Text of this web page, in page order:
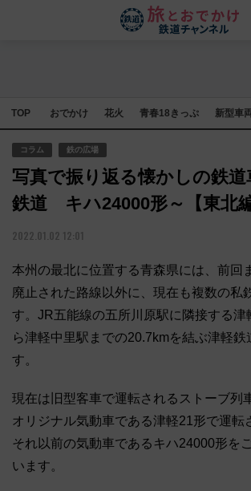
TOP おでかけ 花火 青春18きっぷ 新型車
コラム 鉄の広場
写真で振り返る懐かしの鉄道
鉄道 キハ24000形～【東北編
2022.01.02 12:01
本州の最北に位置する青森県には、前回
廃止された路線以外に、現在も複数の私
す。JR五能線の五所川原駅に隣接する津
ら津軽中里駅までの20.7kmを結ぶ津軽
す。
現在は旧型客車で運転されるストーブ列
オリジナル気動車である津軽21形で運転
それ以前の気動車であるキハ24000形を
います。